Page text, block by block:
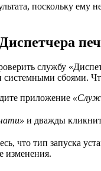
поскольку ему
службу
системными сбоями.
приложение
и дважды
что тип запуска
изменения.